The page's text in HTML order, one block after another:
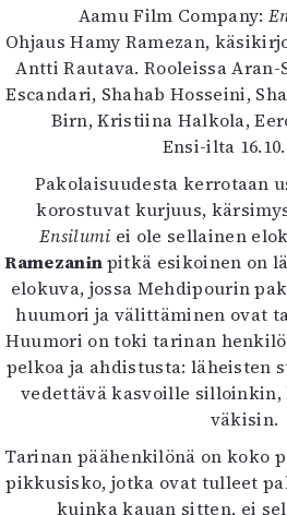
Näyttelyt
Musiikki
Levyt
Kirjat
In
Arkisto
Lehdet
4/2026
2–3/2026
1/2026
6/2025
5/2025
5/2025
Lehtiarkisto
Info
Aamu Film Company:
Ohjaus Hamy Ramezan,
Antti Rautava. Rooleissa
Escandari, Shahab Hosseini,
Birn, Kristiina Halkola,
Ensi-ilta
Pakolaisuudesta kerrotaan
korostuvat kurjuus,
Ensilumi ei ole sellainen
Ramezaninpitkä esikoinen on
elokuva, jossa Mehdipourin
huumori ja välittäminen ovat
Huumori on toki tarinan
pelkoa ja ahdistusta: läheisten
vedettävä kasvoille silloinkin,
väkisin.
Tarinan päähenkilönä on koko
pikkusisko, jotka ovat tulleet
kuinka kauan sitten, ei